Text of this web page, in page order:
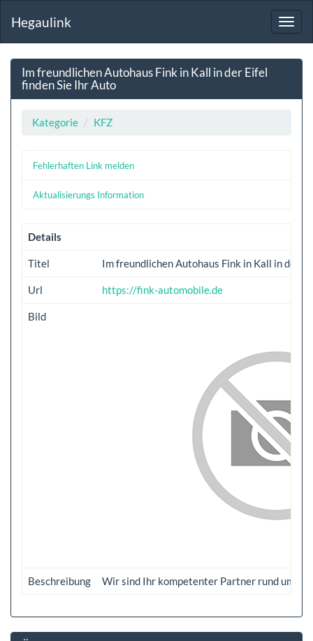
Hegaulink
Im freundlichen Autohaus Fink in Kall in der Eifel
finden Sie Ihr Auto
Kategorie KFZ
Fehlerhaften Link melden
Aktualisierungs Information
Details
Titel Im freundlichen Autohaus Fink in Kall in der
Url https://fink-automobile.de
Bild
Beschreibung Wir sind Ihr kompetenter Partner rund um’s